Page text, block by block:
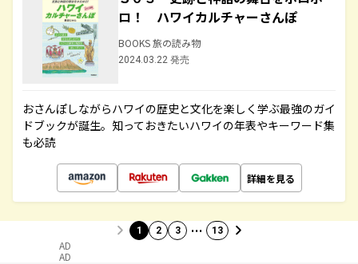
ロ！ ハワイカルチャーさんぽ
BOOKS 旅の読み物
2024.03.22 発売
おさんぽしながらハワイの歴史と文化を楽しく学ぶ最強のガイ
ドブックが誕生。知っておきたいハワイの年表やキーワード集
も必読
詳細を見る
1 2 3 … 13
AD
AD